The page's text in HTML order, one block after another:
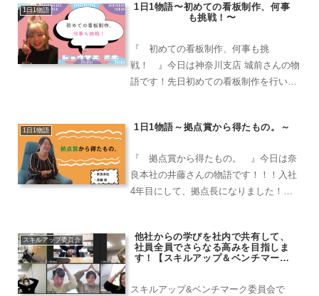
や、社長とのほっこりエピソードもあり
1日1物語
1日1物語〜初めての看板制作、何事
も挑戦！〜
『 初めての看板制作、何事も挑
戦！ 』今日は神奈川支店 城前さんの物
語です！先日初めての看板制作を行いま
あったのですが、その時は中村さんと小
1日1物語 1日1物語～拠点賞から得たもの。～
『 拠点賞から得たもの。 』今日は奈
良本社の井藤さんの物語です！！！入社
4年目にして、拠点長になりました！最
長になると、関わる人数が多くなり、い
ろんな部署の皆とコミュニ...
スキルアップ委員会
他社からの学びを社内で共有して、
社員全員でさらなる高みを目指しま
す！【スキルアップ＆ベンチマーク
スキルアップ&ベンチマーク委員会で